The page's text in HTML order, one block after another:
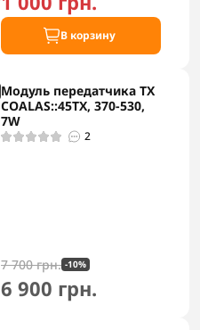
В корзину
Модуль передатчика TX
COALAS::45TX, 370-530,
7W
2
7 700 грн. -10%
6 900 грн.